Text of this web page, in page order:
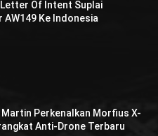
Of Intent Suplai
AW149 Ke Indonesia
Martin Perkenalkan Morfius X-
Anti-Drone Terbaru